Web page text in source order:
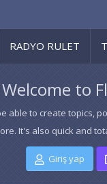
RADYO RULET
Welcome to
able to create
It's also quick and
Giriş yap